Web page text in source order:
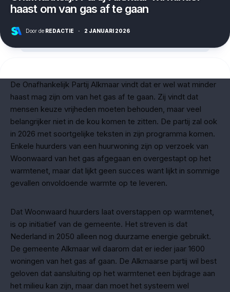
haast om van gas af te gaan
Door de REDACTIE · 2 JANUARI 2026
De Onafhankelijk Partij Alkmaar vindt dat er wel wat minder
haast mag zijn om van het gas af te gaan. Zij vindt dat
mensen keuze vrijheden moeten behouden, maar veel
belangrijker niet in de kou komen te zitten. De partij zal ook
in 2026 met soortgelijke teksten in zijn programma komen.
Enkele huurders van een huurwoning zijn op verzoek van
Woonwaard van het gas afgegaan en overgestapt op het
warmtenet, maar dat lijkt geen succes want lijkt in sommige
gevallen onvoldoende warmte op te leveren.
Dat Woonwaard huurders laat overstappen op warmtenet,
is op initiatief van de gemeente. Het streven is dat
Nederland in 2050 alleen nog duurzame energie gebruikt.
De gemeente Alkmaar wil daarom dat er ieder jaar 1600
woningen van het gas af gaan. De Alkmaarse partij wil best
geloven dat aansluiting op het warmtenet een bijdrage aan
het milieu kan zijn, maar dan moet het systeem wel